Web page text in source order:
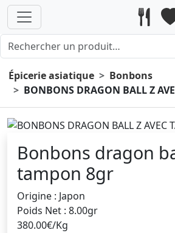
Épicerie asiatique
Bonbons
BONBONS DRAGON BALL Z
Bonbons dragon
tampon 8gr
Origine : Japon
Poids Net : 8.00gr
380.00€/Kg